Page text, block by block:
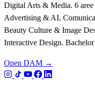
Digital Arts & Media. 6
Advertising & AI,
Beauty Culture & Image
Interactive Design.
Open DAM →